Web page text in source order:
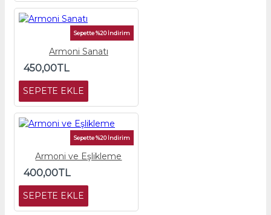
Sepette %20 İndirim
Armoni Sanatı
450,00TL
SEPETE EKLE
Sepette %20 İndirim
Armoni ve Eşlikleme
400,00TL
SEPETE EKLE